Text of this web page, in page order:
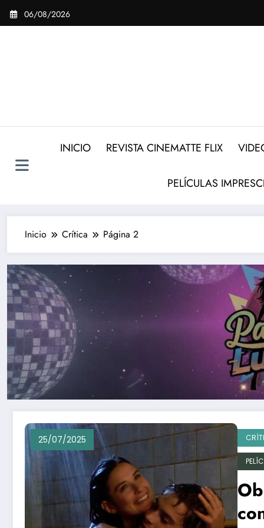
Saltar
06/08/2026
INICIO REVISTA CINEMATTE FLIX
PELÍCULAS
Inicio Crítica Página 2
25/07/2025